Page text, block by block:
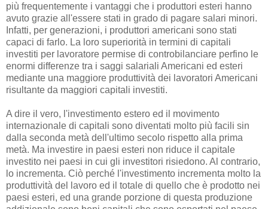
più frequentemente i vantaggi che i produttori esteri hanno
avuto grazie all'essere stati in grado di pagare salari minori.
Infatti, per generazioni, i produttori americani sono stati
capaci di farlo. La loro superiorità in termini di capitali
investiti per lavoratore permise di controbilanciare perfino le
enormi differenze tra i saggi salariali Americani ed esteri
mediante una maggiore produttività dei lavoratori Americani
risultante da maggiori capitali investiti.
A dire il vero, l'investimento estero ed il movimento
internazionale di capitali sono diventati molto più facili sin
dalla seconda metà dell'ultimo secolo rispetto alla prima
metà. Ma investire in paesi esteri non riduce il capitale
investito nei paesi in cui gli investitori risiedono. Al contrario,
lo incrementa. Ciò perché l'investimento incrementa molto la
produttività del lavoro ed il totale di quello che è prodotto nei
paesi esteri, ed una grande porzione di questa produzione